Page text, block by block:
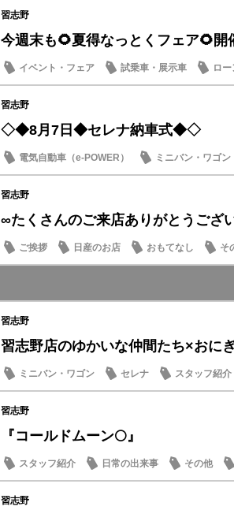
習志野
今週末も🌻夏得なっとくフェア🌻開
イベント・フェア 試乗車・展示車
ロー
営業日・店休日
習志野
◇◆8月7日◆セレナ納車式◆◇
電気自動車（e-POWER）
ミニバン・ワゴン
納車式
習志野
∞たくさんのご来店ありがとうござ
ご挨拶 日産のお店 おもてなし そ
習志野
習志野店のゆかいな仲間たち×おに
ミニバン・ワゴン セレナ スタッフ紹介
習志野
『コールドムーン🌕』
スタッフ紹介 日常の出来事 その他
習志野